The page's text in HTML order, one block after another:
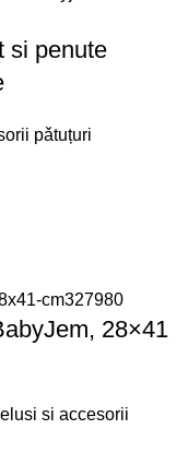
si penute
pǎtuțuri
28×41
si accesorii